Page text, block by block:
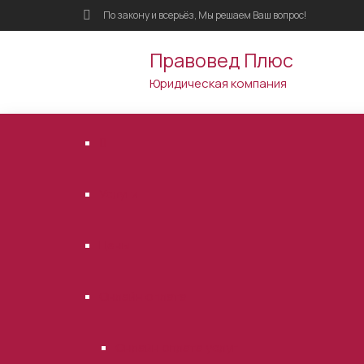
По закону и всерьёз, Мы решаем Ваш вопрос!
Правовед Плюс
Юридическая компания